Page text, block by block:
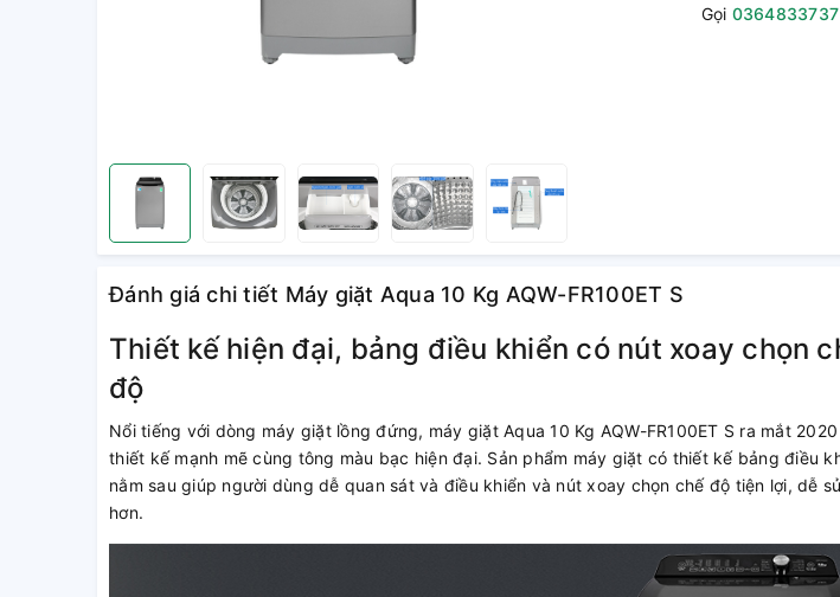
Gọi 0364833737
Đánh giá chi tiết Máy giặt Aqua 10 Kg AQW-FR100ET S
Thiết kế hiện đại, bảng điều khiển có nút xoay chọn
độ
Nổi tiếng với dòng máy giặt lồng đứng, máy giặt Aqua 10 Kg AQW-FR100ET S ra mắt
thiết kế mạnh mẽ cùng tông màu bạc hiện đại. Sản phẩm máy giặt có thiết kế bảng điều
nằm sau giúp người dùng dễ quan sát và điều khiển và nút xoay chọn chế độ tiện lợi, dễ
hơn.